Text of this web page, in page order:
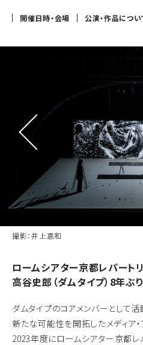
開催日時・会場 公演・作品につい
撮影：井上嘉和
ロームシアター京都レパート
高谷史郎（ダムタイプ）8年
ダムタイプのコアメンバーとして
新たな可能性を開拓したメディア
2023年度にロームシアター京都レ